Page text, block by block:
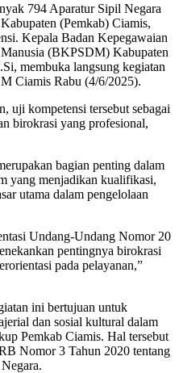
794 Aparatur Sipil Negara
(Pemkab) Ciamis,
Kepala Badan Kepegawaian
(BKPSDM) Kabupaten
membuka langsung kegiatan
Ciamis Rabu (4/6/2025).
uji kompetensi tersebut sebagai
birokrasi yang profesional,
bagian penting dalam
yang menjadikan kualifikasi,
utama dalam pengelolaan
Undang-Undang Nomor 20
pentingnya birokrasi
pada pelayanan,”
ini bertujuan untuk
dan sosial kultural dalam
Pemkab Ciamis. Hal tersebut
Nomor 3 Tahun 2020 tentang